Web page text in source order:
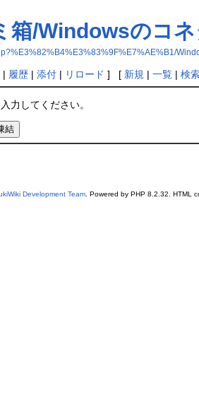
箱/Windowsのコ
| 履歴| 添付| リロード ] [ 新規 | 一覧| 検
力してください。
Development Team. Powered by PHP 8.2.32. HTML